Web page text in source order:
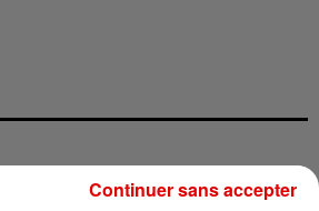
Continuer sans accepter